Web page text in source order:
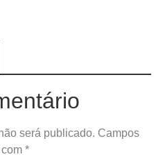
será publicado. Campos
*